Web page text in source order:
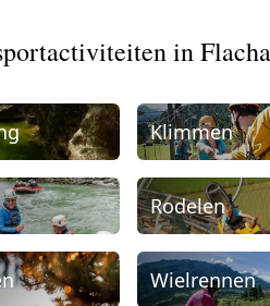
in
Klimmen
Rodelen
Wielrennen